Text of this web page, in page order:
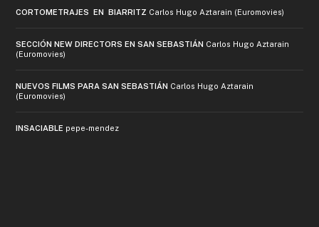
CORTOMETRAJES EN BIARRITZ Carlos Hugo Aztarain (Euromovies)
SECCIÓN NEW DIRECTORS EN SAN SEBASTIÁN Carlos Hugo Aztarain
(Euromovies)
NUEVOS FILMS PARA SAN SEBASTIÁN Carlos Hugo Aztarain
(Euromovies)
INSACIABLE pepe-mendez